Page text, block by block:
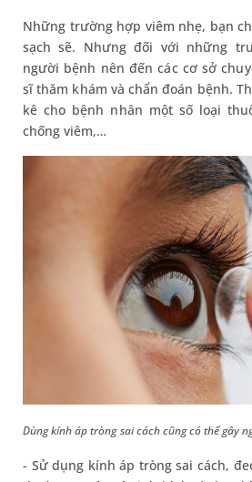
Những trường hợp viêm nhẹ, bạn
sạch sẽ. Nhưng đối với những
người bệnh nên đến các cơ sở
sĩ thăm khám và chẩn đoán bệnh.
kê cho bệnh nhân một số loại
chống viêm,…
Dùng kính áp tròng sai cách cũng có thể gây
- Sử dụng kính áp tròng sai cách,